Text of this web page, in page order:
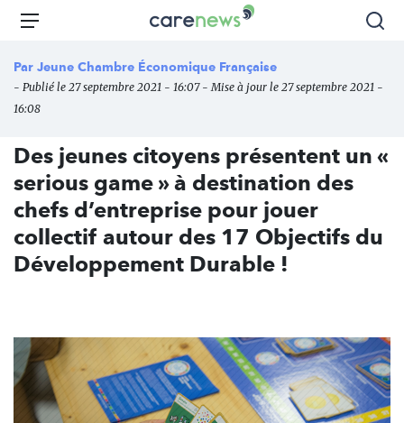
Aller
principal
Carenews,
média
des
Menu
Par Jeune Chambre Économique Française
- Publié le 27 septembre 2021 - 16:07 - Mise à jour le 27 septembre 2021 -
16:08
Des jeunes citoyens présentent un «
serious game » à destination des
chefs d’entreprise pour jouer
collectif autour des 17 Objectifs du
Développement Durable !